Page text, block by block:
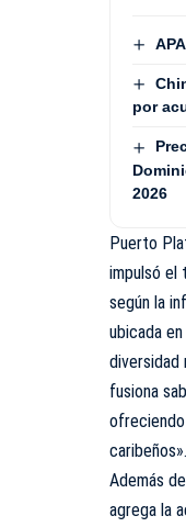
por
2026
Puerto
impulsó el
según la
ubicada
diversidad
fusiona
caribeños».
Además
agrega la